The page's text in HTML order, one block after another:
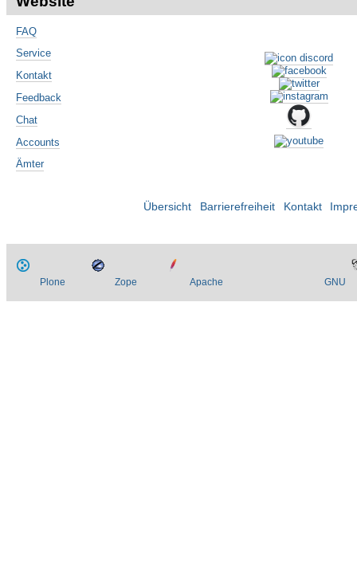
FAQ
Service
Kontakt
Feedback
Chat
Accounts
Ämter
Übersicht Barrierefreiheit Kontakt
Plone Zope Apache GNU